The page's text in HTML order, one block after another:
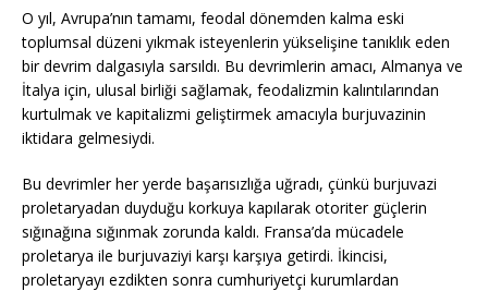
O yıl, Avrupa’nın tamamı, feodal dönemden kalma eski
toplumsal düzeni yıkmak isteyenlerin yükselişine tanıklık eden
bir devrim dalgasıyla sarsıldı. Bu devrimlerin amacı, Almanya ve
İtalya için, ulusal birliği sağlamak, feodalizmin kalıntılarından
kurtulmak ve kapitalizmi geliştirmek amacıyla burjuvazinin
iktidara gelmesiydi.
Bu devrimler her yerde başarısızlığa uğradı, çünkü burjuvazi
proletaryadan duyduğu korkuya kapılarak otoriter güçlerin
sığınağına sığınmak zorunda kaldı. Fransa’da mücadele
proletarya ile burjuvaziyi karşı karşıya getirdi. İkincisi,
proletaryayı ezdikten sonra cumhuriyetçi kurumlardan